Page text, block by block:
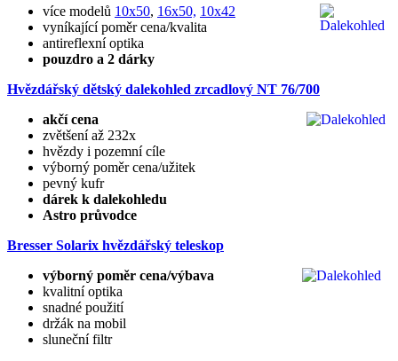
více modelů 10x50, 16x50, 10x42
vyníkající poměr cena/kvalita
antireflexní optika
pouzdro a 2 dárky
Hvězdářský dětský dalekohled zrcadlový NT 76/700
akčí cena
zvětšení až 232x
hvězdy i pozemní cíle
výborný poměr cena/užitek
pevný kufr
dárek k dalekohledu
Astro průvodce
Bresser Solarix hvězdářský teleskop
výborný poměr cena/výbava
kvalitní optika
snadné použití
držák na mobil
sluneční filtr